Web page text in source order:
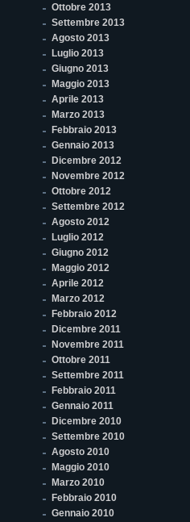
Ottobre 2013
Settembre 2013
Agosto 2013
Luglio 2013
Giugno 2013
Maggio 2013
Aprile 2013
Marzo 2013
Febbraio 2013
Gennaio 2013
Dicembre 2012
Novembre 2012
Ottobre 2012
Settembre 2012
Agosto 2012
Luglio 2012
Giugno 2012
Maggio 2012
Aprile 2012
Marzo 2012
Febbraio 2012
Dicembre 2011
Novembre 2011
Ottobre 2011
Settembre 2011
Febbraio 2011
Gennaio 2011
Dicembre 2010
Settembre 2010
Agosto 2010
Maggio 2010
Marzo 2010
Febbraio 2010
Gennaio 2010